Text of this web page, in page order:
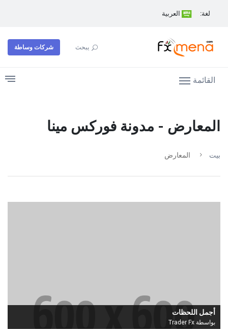
لغة: العربية
يبحث شركات وساطة
القائمة
المعارض - مدونة فوركس مينا
بيت المعارض
أجمل اللحظات
بواسطة Trader Fx